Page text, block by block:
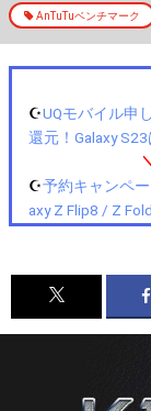
AnTuTuベンチマーク
☪️UQモバイル申
還元！Galaxy
☪️予約キャンペ
axy Z Flip8 / Z